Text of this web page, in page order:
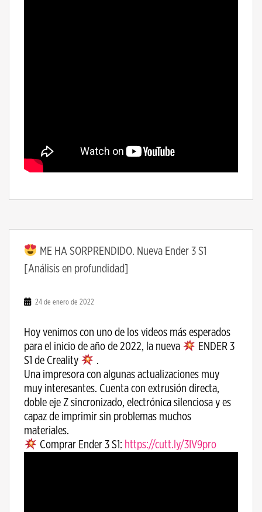
ME HA SORPRENDIDO. Nueva Ender 3 S1
[Análisis en profundidad]
24 de enero de 2022
Hoy venimos con uno de los videos más esperados
para el inicio de año de 2022, la nueva
ENDER 3
S1 de Creality
.
Una impresora con algunas actualizaciones muy
muy interesantes. Cuenta con extrusión directa,
doble eje Z sincronizado, electrónica silenciosa y es
capaz de imprimir sin problemas muchos
materiales.
Comprar Ender 3 S1: https://cutt.ly/3IV9pro